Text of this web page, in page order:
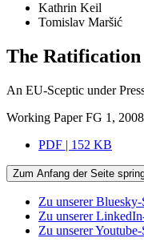
Kathrin Keil
Tomislav Maršić
The Ratification
An EU-Sceptic under
Working Paper FG 1,
PDF | 152 KB
Zum Anfang der Seite
Zu unserer Bluesky-
Zu unserer
Zu unserer Youtube-